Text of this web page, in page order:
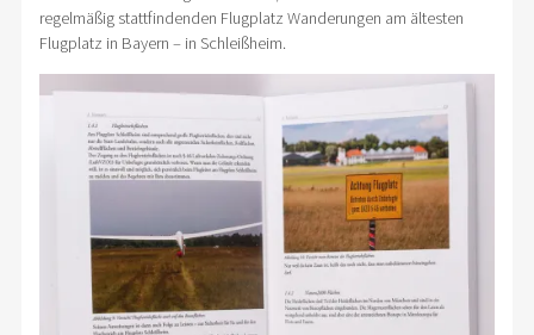
regelmäßig stattfindenden Flugplatz Wanderungen am ältesten
Flugplatz in Bayern – in Schleißheim.